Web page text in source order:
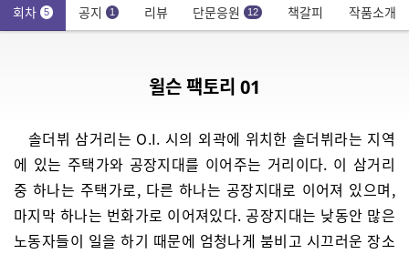
회차 5 공지 1 리뷰 단문응원 12 책갈피 작품소개
윌슨 팩토리 01
솔더뷔 삼거리는 O.I. 시의 외곽에 위치한 솔더뷔라는 지역
에 있는 주택가와 공장지대를 이어주는 거리이다. 이 삼거리
중 하나는 주택가로, 다른 하나는 공장지대로 이어져 있으며,
마지막 하나는 번화가로 이어져있다. 공장지대는 낮동안 많은
노동자들이 일을 하기 때문에 엄청나게 붐비고 시끄러운 장소